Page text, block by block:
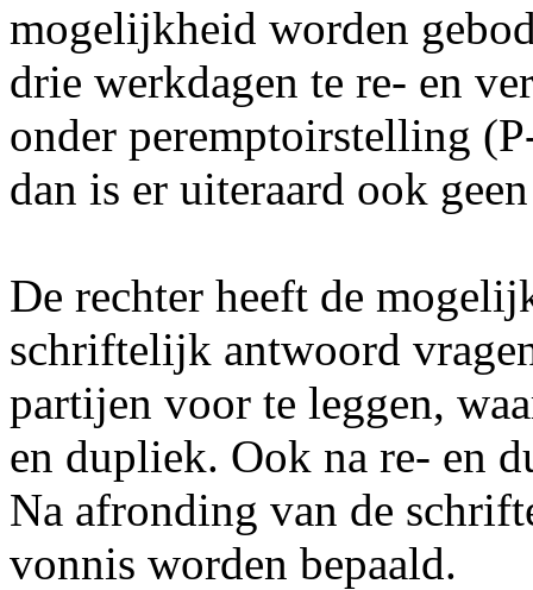
mogelijkheid worden
drie werkdagen te re- en
onder peremptoirstelling
dan is er uiteraard ook
De rechter heeft de
schriftelijk antwoord
partijen voor te leggen,
en dupliek. Ook na re- en
Na afronding van de
vonnis worden bepaald.